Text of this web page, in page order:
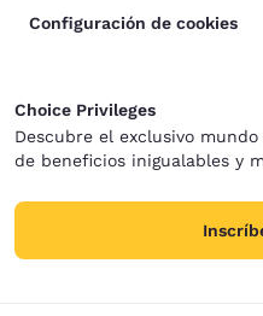
Configuración de cookies
Choice Privileges
Descubre el exclusivo
de beneficios inigualables y